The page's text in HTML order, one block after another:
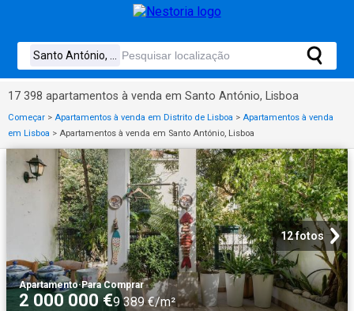
17 398 apartamentos à venda em Santo António, Lisboa
Começar > Apartamentos à venda em Distrito de Lisboa > Apartamentos à venda
em Lisboa > Apartamentos à venda em Santo António, Lisboa
12 fotos
Apartamento·Para Comprar
2 000 000 €9 389 €/m²